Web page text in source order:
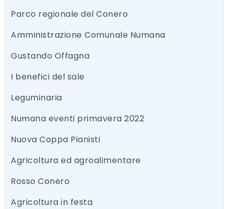
Parco regionale del Conero
Amministrazione Comunale Numana
Gustando Offagna
I benefici del sale
Leguminaria
Numana eventi primavera 2022
Nuova Coppa Pianisti
Agricoltura ed agroalimentare
Rosso Conero
Agricoltura in festa